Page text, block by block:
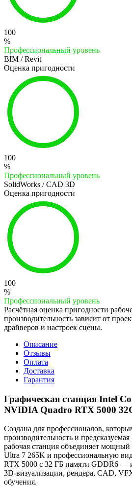
100
%
Профессиональный уровень
BIM / Revit
Оценка пригодности
100
%
Профессиональный уровень
SolidWorks / CAD 3D
Оценка пригодности
100
%
Профессиональный уровень
Расчётная оценка пригодности
производительность зависит от
драйверов и настроек сцены.
Описание
Отзывы
Оплата
Доставка
Гарантия
Графическая станция Intel
NVIDIA Quadro RTX 5000
Создана для профессионалов,
производительность и предсказуемая
рабочая станция объединяет мощный
Ultra 7 265K и профессиональную
RTX 5000 с 32 ГБ памяти GDDR6 —
3D-визуализации, рендера, CAD,
обучения.